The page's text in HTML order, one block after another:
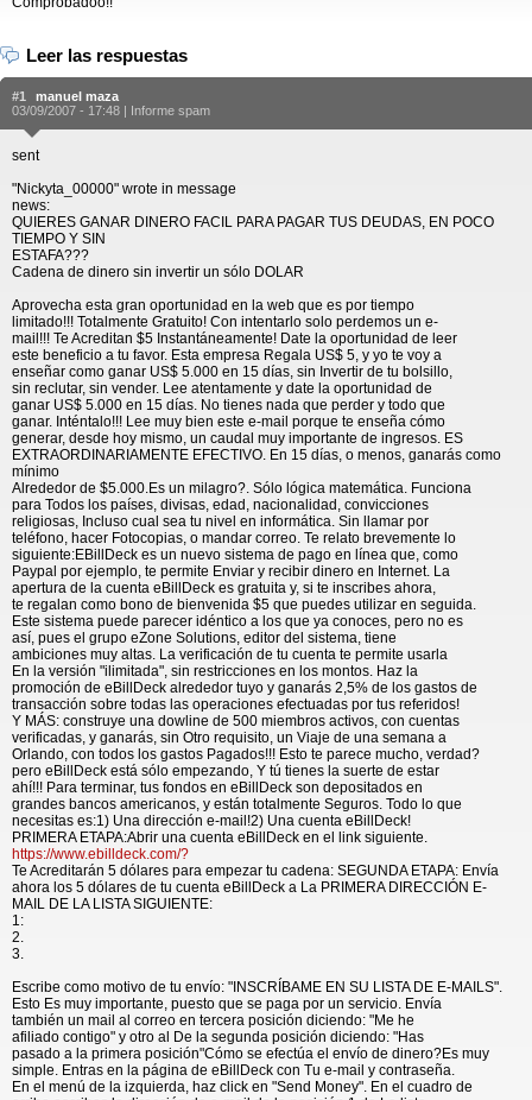
Leer las respuestas
#1
manuel maza
03/09/2007 - 17:48 | Informe spam
sent
"Nickyta_00000" wrote in message
news:
QUIERES GANAR DINERO FACIL PARA PAGAR TUS DEUDAS, EN POCO
TIEMPO Y SIN
ESTAFA???
Cadena de dinero sin invertir un sólo DOLAR
Aprovecha esta gran oportunidad en la web que es por tiempo
limitado!!! Totalmente Gratuito! Con intentarlo solo perdemos un e-
mail!!! Te Acreditan $5 Instantáneamente! Date la oportunidad de leer
este beneficio a tu favor. Esta empresa Regala US$ 5, y yo te voy a
enseñar como ganar US$ 5.000 en 15 días, sin Invertir de tu bolsillo,
sin reclutar, sin vender. Lee atentamente y date la oportunidad de
ganar US$ 5.000 en 15 días. No tienes nada que perder y todo que
ganar. Inténtalo!!! Lee muy bien este e-mail porque te enseña cómo
generar, desde hoy mismo, un caudal muy importante de ingresos. ES
EXTRAORDINARIAMENTE EFECTIVO. En 15 días, o menos, ganarás como
mínimo
Alrededor de $5.000.Es un milagro?. Sólo lógica matemática. Funciona
para Todos los países, divisas, edad, nacionalidad, convicciones
religiosas, Incluso cual sea tu nivel en informática. Sin llamar por
teléfono, hacer Fotocopias, o mandar correo. Te relato brevemente lo
siguiente:EBillDeck es un nuevo sistema de pago en línea que, como
Paypal por ejemplo, te permite Enviar y recibir dinero en Internet. La
apertura de la cuenta eBillDeck es gratuita y, si te inscribes ahora,
te regalan como bono de bienvenida $5 que puedes utilizar en seguida.
Este sistema puede parecer idéntico a los que ya conoces, pero no es
así, pues el grupo eZone Solutions, editor del sistema, tiene
ambiciones muy altas. La verificación de tu cuenta te permite usarla
En la versión "ilimitada", sin restricciones en los montos. Haz la
promoción de eBillDeck alrededor tuyo y ganarás 2,5% de los gastos de
transacción sobre todas las operaciones efectuadas por tus referidos!
Y MÁS: construye una dowline de 500 miembros activos, con cuentas
verificadas, y ganarás, sin Otro requisito, un Viaje de una semana a
Orlando, con todos los gastos Pagados!!! Esto te parece mucho, verdad?
pero eBillDeck está sólo empezando, Y tú tienes la suerte de estar
ahí!!! Para terminar, tus fondos en eBillDeck son depositados en
grandes bancos americanos, y están totalmente Seguros. Todo lo que
necesitas es:1) Una dirección e-mail!2) Una cuenta eBillDeck!
PRIMERA ETAPA:Abrir una cuenta eBillDeck en el link siguiente.
https://www.ebilldeck.com/?
Te Acreditarán 5 dólares para empezar tu cadena: SEGUNDA ETAPA: Envía
ahora los 5 dólares de tu cuenta eBillDeck a La PRIMERA DIRECCIÓN E-
MAIL DE LA LISTA SIGUIENTE:
1:
2.
3.
Escribe como motivo de tu envío: "INSCRÍBAME EN SU LISTA DE E-MAILS".
Esto Es muy importante, puesto que se paga por un servicio. Envía
también un mail al correo en tercera posición diciendo: "Me he
afiliado contigo" y otro al De la segunda posición diciendo: "Has
pasado a la primera posición"Cómo se efectúa el envío de dinero?Es muy
simple. Entras en la página de eBillDeck con Tu e-mail y contraseña.
En el menú de la izquierda, haz click en "Send Money". En el cuadro de